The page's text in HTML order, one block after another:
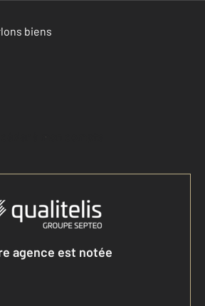
biens
Accéder à mon compte
agence est notée